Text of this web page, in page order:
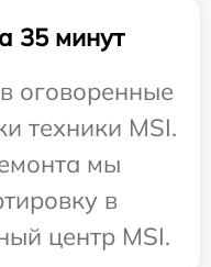
35 минут
оговоренные
техники MSI.
мы
в
центр MSI.